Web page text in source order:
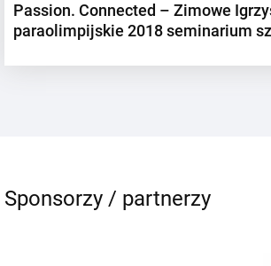
Passion. Connected – Zimowe
paraolimpijskie 2018 seminarium
Sponsorzy / partnerzy